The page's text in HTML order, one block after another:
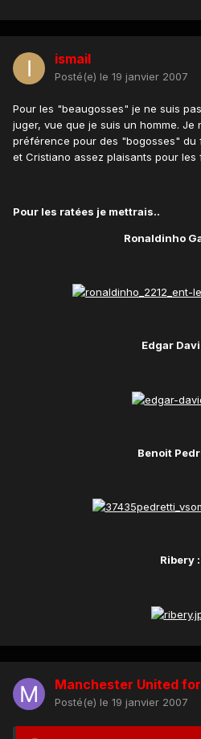
ismail
Posté(e) le 19 janvier 2007
Pour les "beaugosses" je ne suis
juger, vue que je suis un homme. Je
préférence pour des "bogosses" du
et Cristiano assez plaisants pour les
Pour les ratées je mettrais..
Ronaldinho
Edgar
Benoit
Ribery :
Manchester United
Posté(e) le 19 janvier 2007